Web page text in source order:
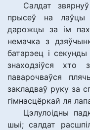
Салдат
прысеў на
дарожцы за ім
немачка з
батарэец і
знаходзіўся
паварочваўся
закладваў руку за
гімнасцёркай ля
Цэлулоідны
шыі; салдат